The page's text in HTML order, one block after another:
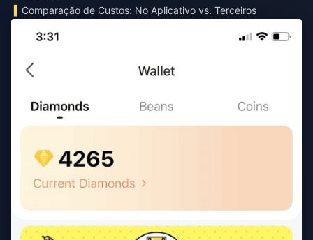
Comparação de Custos: No Aplicativo vs. Terceiros